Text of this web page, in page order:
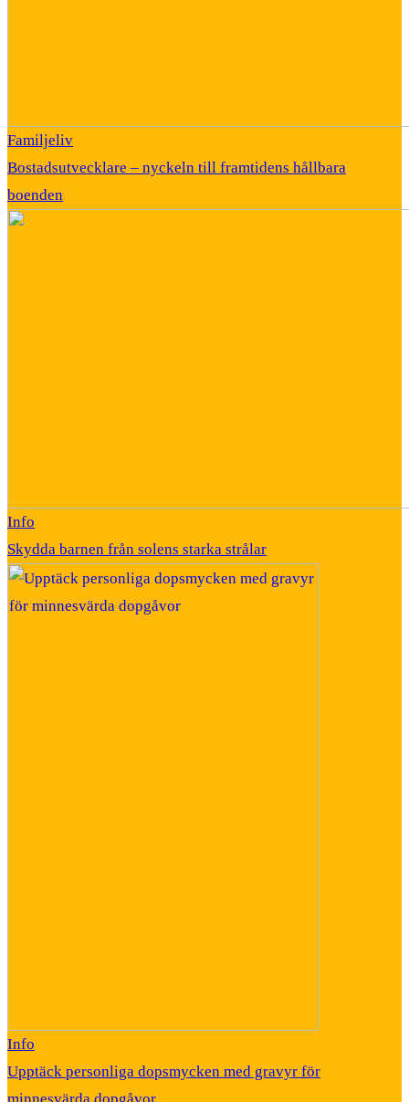
Familjeliv
Bostadsutvecklare – nyckeln till framtidens hållbara
boenden
Info
Skydda barnen från solens starka strålar
Info
Upptäck personliga dopsmycken med gravyr för